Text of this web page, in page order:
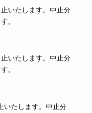
いたします。中止分
。
いたします。中止分
。
いたします。中止分